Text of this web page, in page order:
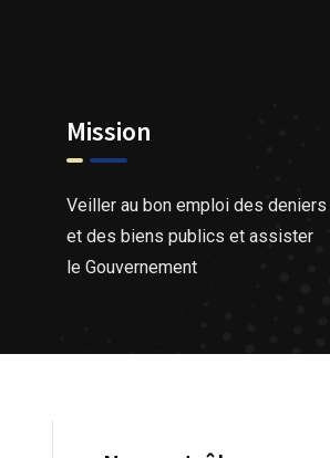
Mission
Veiller au bon emploi des deniers
et des biens publics et assister
le Gouvernement